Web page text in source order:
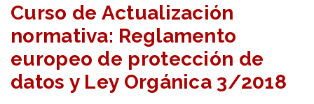
Curso de Actualización
normativa: Reglamento
europeo de protección de
datos y Ley Orgánica 3/2018